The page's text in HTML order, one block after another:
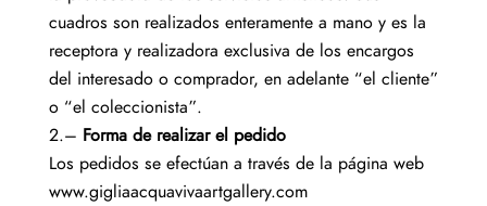
cuadros son realizados enteramente a mano y es la
receptora y realizadora exclusiva de los encargos
del interesado o comprador, en adelante “el cliente”
o “el coleccionista”.
2.– Forma de realizar el pedido
Los pedidos se efectúan a través de la página web
www.gigliaacquavivaartgallery.com